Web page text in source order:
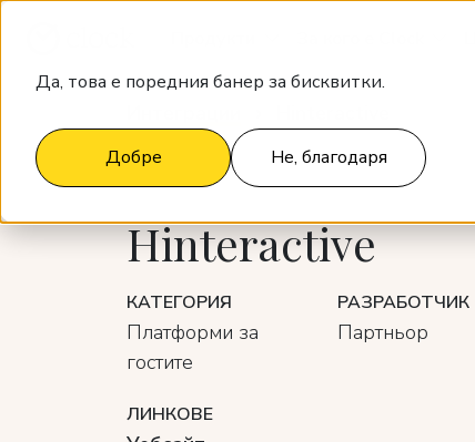
Да, това е поредния банер за бисквитки.
Добре Не, благодаря
Hinteractive
КАТЕГОРИЯ
Платформи за
гостите
РАЗРАБОТЧИК
Партньор
ЛИНКОВЕ